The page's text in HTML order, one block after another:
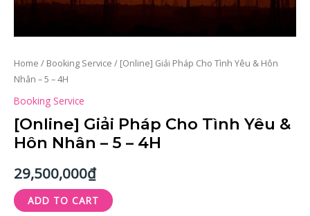
Home / Booking Service / [Online] Giải Pháp Cho Tình Yêu & Hôn
Nhân – 5 – 4H
Booking Service
[Online] Giải Pháp Cho Tình Yêu &
Hôn Nhân – 5 – 4H
29,500,000₫
ADD TO CART